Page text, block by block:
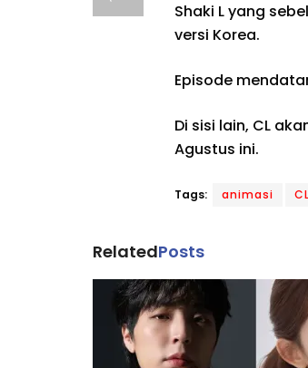
Shaki L yang
versi Korea.
Episode
Di sisi lain, CL
Agustus ini.
Tags: animasi CL
RelatedPosts